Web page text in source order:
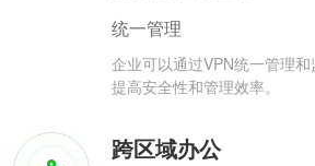
统一管理
企业可以通过VPN统一管理和
提高安全性和管理效率。
跨区域办公